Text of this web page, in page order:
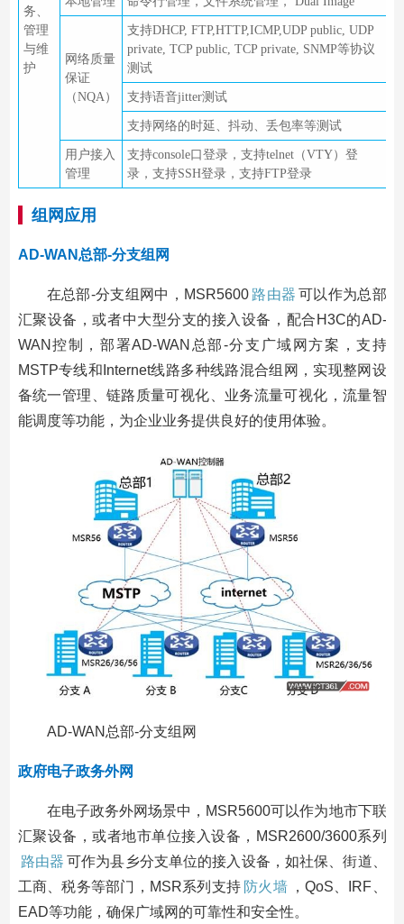
务、
管理
与维
护
网络质量
保证
（NQA）
支持DHCP, FTP,HTTP,ICMP,UDP public, UDP
private, TCP public, TCP private, SNMP等协议
测试
支持语音jitter测试
支持网络的时延、抖动、丢包率等测试
用户接入
管理
支持console口登录，支持telnet（VTY）登
录，支持SSH登录，支持FTP登录
组网应用
AD-WAN总部-分支组网
在总部-分支组网中，MSR5600 路由器 可以作为总部
汇聚设备，或者中大型分支的接入设备，配合H3C的AD-
WAN控制，部署AD-WAN总部-分支广域网方案，支持
MSTP专线和Internet线路多种线路混合组网，实现整网设
备统一管理、链路质量可视化、业务流量可视化，流量智
能调度等功能，为企业业务提供良好的使用体验。
AD-WAN总部-分支组网
政府电子政务外网
在电子政务外网场景中，MSR5600可以作为地市下联
汇聚设备，或者地市单位接入设备，MSR2600/3600系列
路由器 可作为县乡分支单位的接入设备，如社保、街道、
工商、税务等部门，MSR系列支持 防火墙
，QoS、IRF、
EAD等功能，确保广域网的可靠性和安全性。